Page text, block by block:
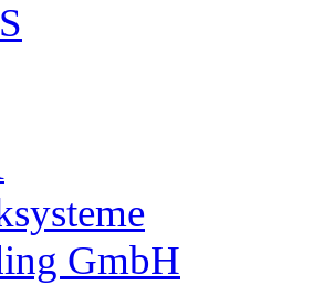
GmbH